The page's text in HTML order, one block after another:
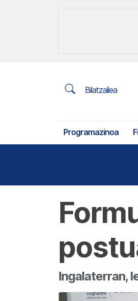
Bilatzailea
Programazinoa
Ingalaterran,